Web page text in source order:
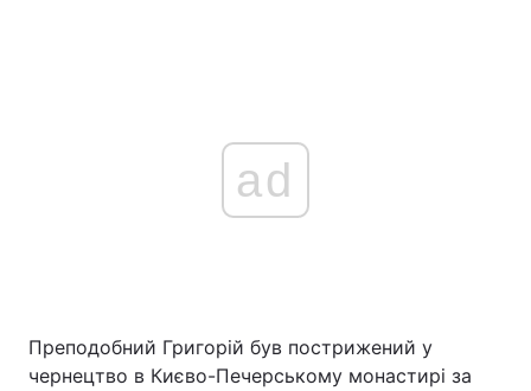
ad
Преподобний Григорій був пострижений у
чернецтво в Києво-Печерському монастирі за